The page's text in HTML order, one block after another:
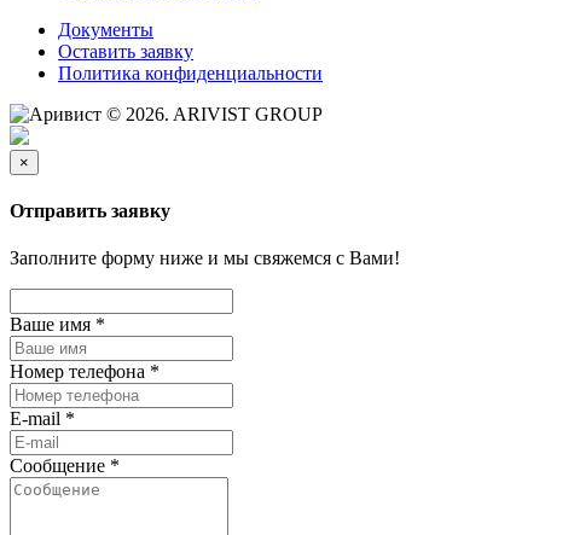
Документы
Оставить заявку
Политика конфиденциальности
© 2026. ARIVIST GROUP
×
Отправить заявку
Заполните форму ниже и мы свяжемся с Вами!
Ваше имя *
Номер телефона *
E-mail *
Сообщение *